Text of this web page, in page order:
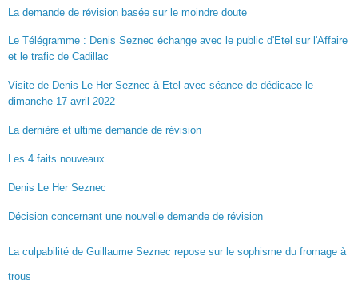
La demande de révision basée sur le moindre doute
Le Télégramme : Denis Seznec échange avec le public d'Etel sur l'Affaire
et le trafic de Cadillac
Visite de Denis Le Her Seznec à Etel avec séance de dédicace le
dimanche 17 avril 2022
La dernière et ultime demande de révision
Les 4 faits nouveaux
Denis Le Her Seznec
Décision concernant une nouvelle demande de révision
La culpabilité de Guillaume Seznec repose sur le sophisme du fromage à
trous